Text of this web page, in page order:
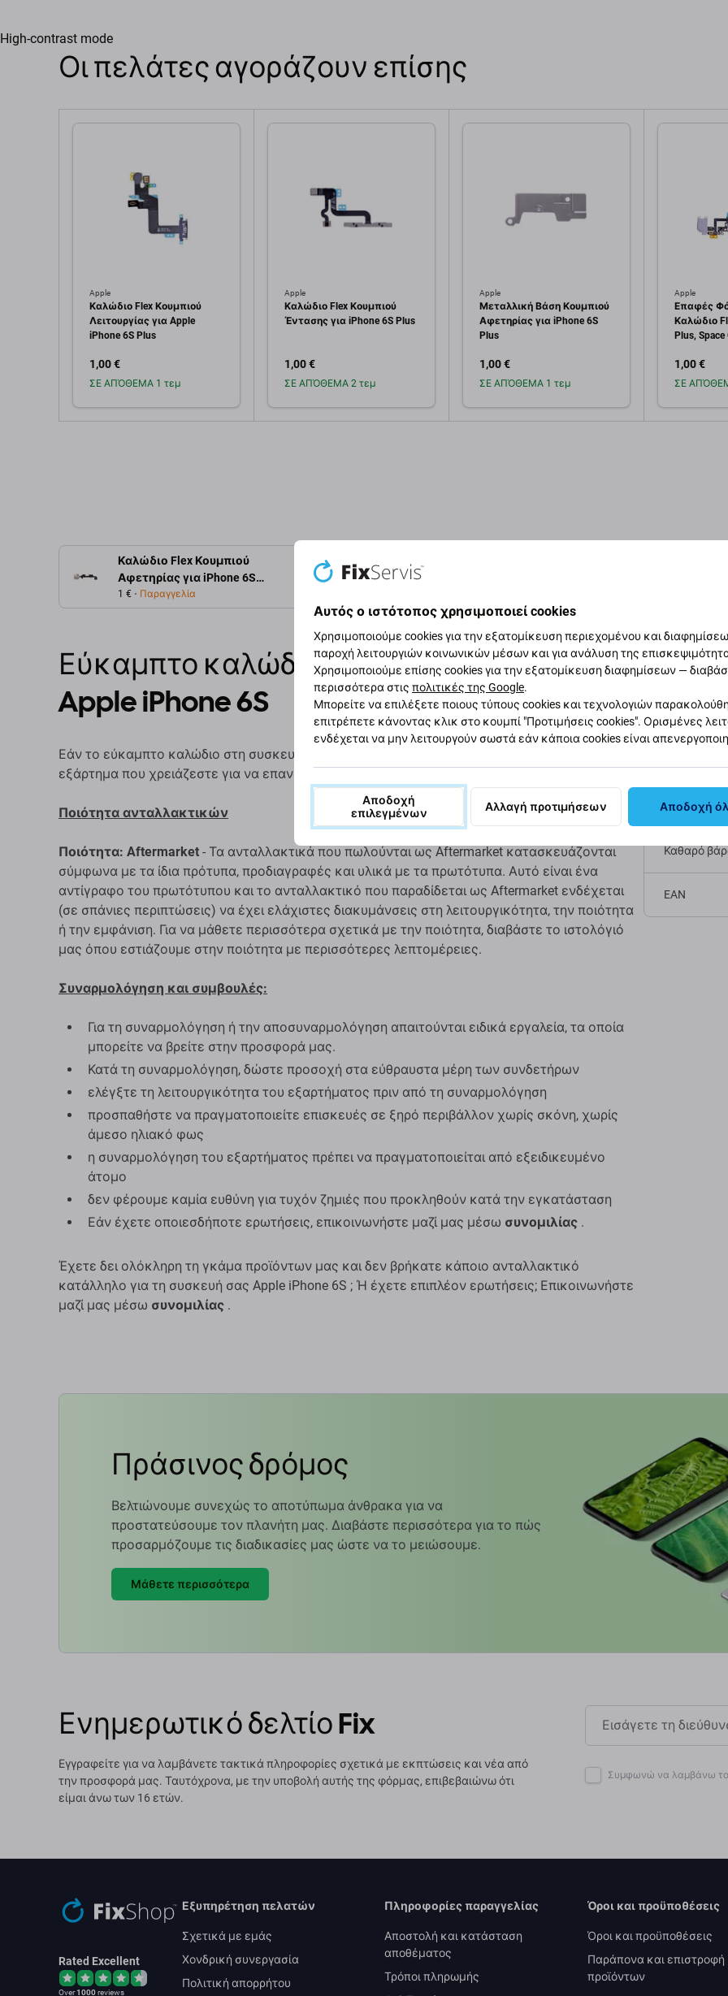
High-contrast mode
Οι πελάτες αγοράζουν επίσης
Apple
Καλώδιο Flex Κουμπιού
Λειτουργίας για Apple
iPhone 6S Plus
1,00 €
ΣΕ ΑΠΌΘΕΜΑ 1 τεμ
Apple
Καλώδιο Flex Κουμπιού
Έντασης για iPhone 6S Plus
1,00 €
ΣΕ ΑΠΌΘΕΜΑ 2 τεμ
Apple
Μεταλλική Βάση Κουμπιού
Αφετηρίας για iPhone 6S
Plus
1,00 €
ΣΕ ΑΠΌΘΕΜΑ 1 τεμ
Apple
Επαφές
Καλώδιο
Plus, Space
1,00 €
ΣΕ
Καλώδιο Flex Κουμπιού
Αφετηρίας για iPhone 6S |
6S Plus
1 € Παραγγελία
Περιγραφή και προδιαγραφές
Εύκαμπτο καλώδιο κουμπιού Home για
Apple iPhone 6S
Εάν το εύκαμπτο καλώδιο στη συσκευή σας Apple iPhone 6S έχει υποστεί ζημιά, αυτό είναι το
εξάρτημα που χρειάζεστε για να επαναφέρετε τη συσκευή σας σε λειτουργία.
Ποιότητα ανταλλακτικών
Ποιότητα: Aftermarket - Τα ανταλλακτικά που πωλούνται ως Aftermarket κατασκευάζονται
σύμφωνα με τα ίδια πρότυπα, προδιαγραφές και υλικά με τα πρωτότυπα. Αυτό είναι ένα
αντίγραφο του πρωτότυπου και το ανταλλακτικό που παραδίδεται ως Aftermarket ενδέχεται
(σε ​​σπάνιες περιπτώσεις) να έχει ελάχιστες διακυμάνσεις στη λειτουργικότητα, την ποιότητα
ή την εμφάνιση. Για να μάθετε περισσότερα σχετικά με την ποιότητα, διαβάστε το ιστολόγιό
μας όπου εστιάζουμε στην ποιότητα με περισσότερες λεπτομέρειες.
Συναρμολόγηση και συμβουλές:
Για τη συναρμολόγηση ή την αποσυναρμολόγηση απαιτούνται ειδικά εργαλεία, τα οποία
μπορείτε να βρείτε στην προσφορά μας.
Κατά τη συναρμολόγηση, δώστε προσοχή στα εύθραυστα μέρη των συνδετήρων
ελέγξτε τη λειτουργικότητα του εξαρτήματος πριν από τη συναρμολόγηση
προσπαθήστε να πραγματοποιείτε επισκευές σε ξηρό περιβάλλον χωρίς σκόνη, χωρίς
άμεσο ηλιακό φως
η συναρμολόγηση του εξαρτήματος πρέπει να πραγματοποιείται από εξειδικευμένο
άτομο
δεν φέρουμε καμία ευθύνη για τυχόν ζημιές που προκληθούν κατά την εγκατάσταση
Εάν έχετε οποιεσδήποτε ερωτήσεις, επικοινωνήστε μαζί μας μέσω συνομιλίας .
Έχετε δει ολόκληρη τη γκάμα προϊόντων μας και δεν βρήκατε κάποιο ανταλλακτικό
κατάλληλο για τη συσκευή σας Apple iPhone 6S ; Ή έχετε επιπλέον ερωτήσεις; Επικοινωνήστε
μαζί μας μέσω συνομιλίας .
Τύπος
Καθαρό
EAN
Πράσινος δρόμος
Βελτιώνουμε συνεχώς το αποτύπωμα άνθρακα για να
προστατεύσουμε τον πλανήτη μας. Διαβάστε περισσότερα για το πώς
προσαρμόζουμε τις διαδικασίες μας ώστε να το μειώσουμε.
Μάθετε περισσότερα
Ενημερωτικό δελτίο Fix
Εγγραφείτε για να λαμβάνετε τακτικά πληροφορίες σχετικά με εκπτώσεις και νέα από
την προσφορά μας. Ταυτόχρονα, με την υποβολή αυτής της φόρμας, επιβεβαιώνω ότι
είμαι άνω των 16 ετών.
Συμφωνώ να λαμβάνω το
Rated Excellent
Over1000reviews
Εξυπηρέτηση πελατών
Σχετικά με εμάς
Χονδρική συνεργασία
Πολιτική απορρήτου
Πληροφορίες παραγγελίας
Αποστολή και κατάσταση
αποθέματος
Τρόποι πληρωμής
Όροι και προϋποθέσεις
Όροι και προϋποθέσεις
Παράπονα και επιστροφή
προϊόντων
Αυτός ο ιστότοπος χρησιμοποιεί cookies
Χρησιμοποιούμε cookies για την εξατομίκευση περιεχομένου και
παροχή λειτουργιών κοινωνικών μέσων και για ανάλυση της
Χρησιμοποιούμε επίσης cookies για την εξατομίκευση διαφημίσεων —
περισσότερα στις πολιτικές της Google.
Μπορείτε να επιλέξετε ποιους τύπους cookies και τεχνολογιών
επιτρέπετε κάνοντας κλικ στο κουμπί "Προτιμήσεις cookies". Ορισμένες
ενδέχεται να μην λειτουργούν σωστά εάν κάποια cookies είναι
Αποδοχή
επιλεγμένων
Αλλαγή προτιμήσεων Αποδοχή